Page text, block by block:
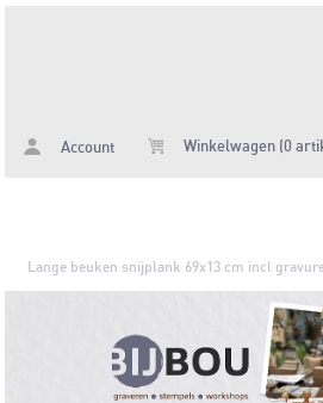
Account Winkelwagen (0
Lange beuken snijplank 69x13 cm incl